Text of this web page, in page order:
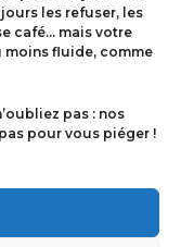
les refuser, les
café… mais votre
fluide, comme
pas : nos
pour vous piéger !